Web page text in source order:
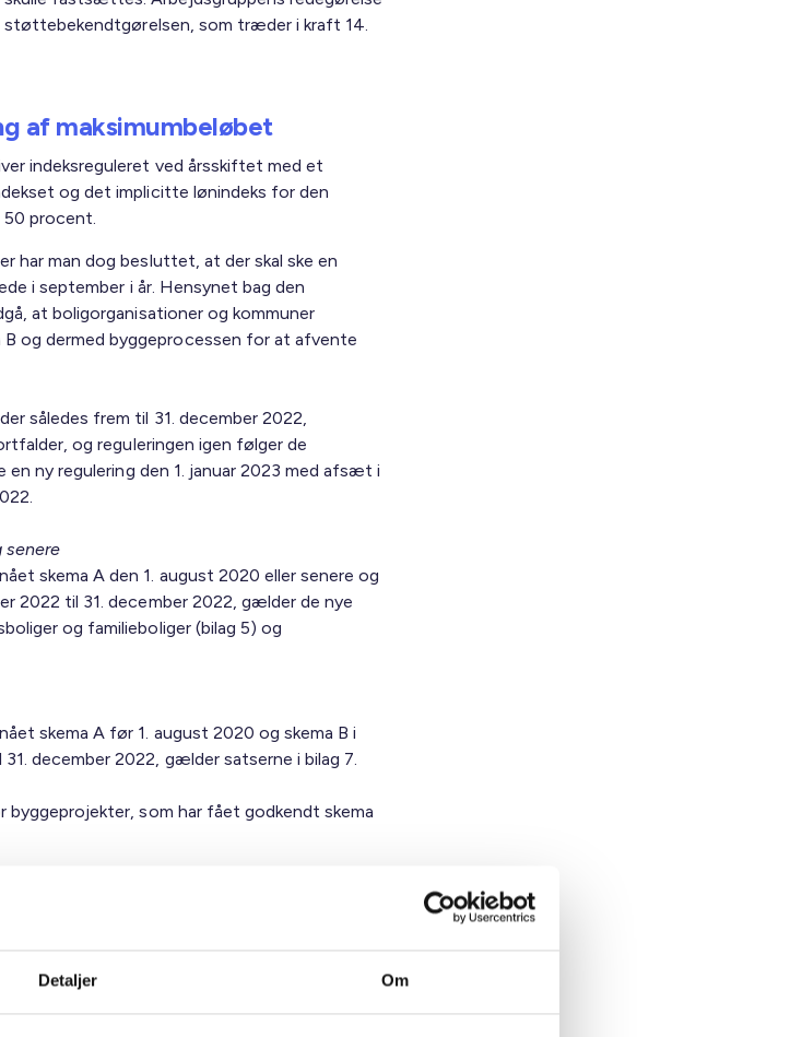
Detaljer Om
som træder i kraft 14.
af maksimumbeløbet
indeksreguleret ved årsskiftet med et
og det implicitte lønindeks for den
procent.
har man dog besluttet, at der skal ske en
i september i år. Hensynet bag den
at boligorganisationer og kommuner
B og dermed byggeprocessen for at afvente
således frem til 31. december 2022,
og reguleringen igen følger de
en ny regulering den 1. januar 2023 med afsæt i
senere
skema A den 1. august 2020 eller senere og
2022 til 31. december 2022, gælder de nye
og familieboliger (bilag 5) og
skema A før 1. august 2020 og skema B i
december 2022, gælder satserne i bilag 7.
byggeprojekter, som har fået godkendt skema
har med de nye regler fået